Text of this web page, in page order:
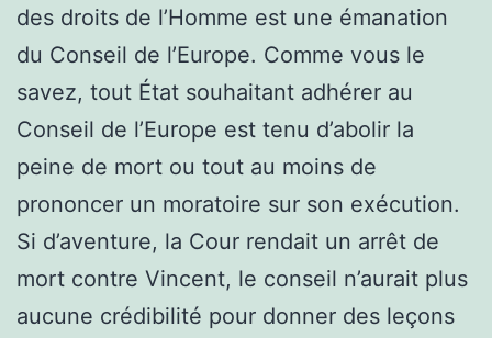
des droits de l’Homme est une émanation
du Conseil de l’Europe. Comme vous le
savez, tout État souhaitant adhérer au
Conseil de l’Europe est tenu d’abolir la
peine de mort ou tout au moins de
prononcer un moratoire sur son exécution.
Si d’aventure, la Cour rendait un arrêt de
mort contre Vincent, le conseil n’aurait plus
aucune crédibilité pour donner des leçons